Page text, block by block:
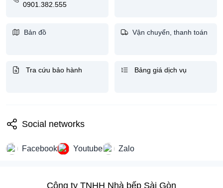
0901.382.555
Bản đồ Vận chuyển, thanh toán
Tra cứu bảo hành Bảng giá dịch vụ
Social networks
Facebook Youtube Zalo
Công ty TNHH Nhà bếp Sài Gòn